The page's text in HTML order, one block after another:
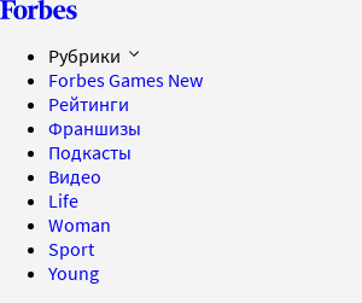
Рубрики
Forbes Games New
Рейтинги
Франшизы
Подкасты
Видео
Life
Woman
Sport
Young